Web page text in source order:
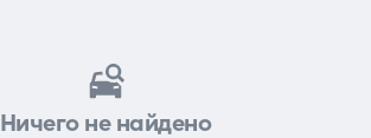
Ничего не найдено